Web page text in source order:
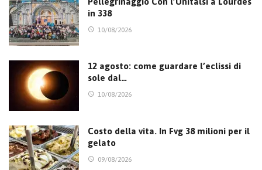
in 338
10/08/2026
12 agosto: come guardare l’eclissi di
sole dal…
10/08/2026
Costo della vita. In Fvg 38 milioni per il
gelato
09/08/2026